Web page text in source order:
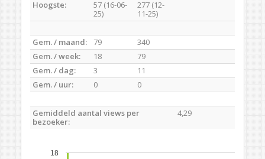
Hoogste:
57 (16-06-
25)
277 (12-
11-25)
Gem. / maand: 79
340
Gem. / week:
18
79
Gem. / dag:
3
11
Gem. / uur:
0 0
Gemiddeld aantal views per
bezoeker:
4,29
18